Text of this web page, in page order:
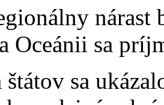
Oceánii sa
sa